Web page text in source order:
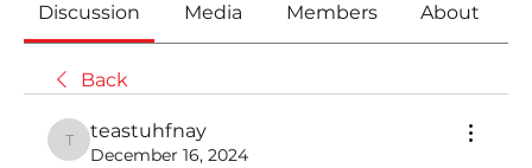
Discussion Media Members About
Back
teastuhfnay
teastuhfnay
December 16, 2024